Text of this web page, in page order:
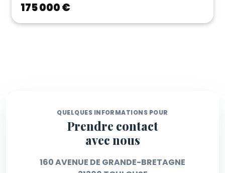
175 000 €
QUELQUES INFORMATIONS POUR
Prendre contact
avec nous
160 AVENUE DE GRANDE-BRETAGNE